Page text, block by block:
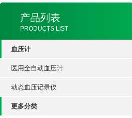
产品列表
PRODUCTS LIST
血压计
医用全自动血压计
动态血压记录仪
更多分类